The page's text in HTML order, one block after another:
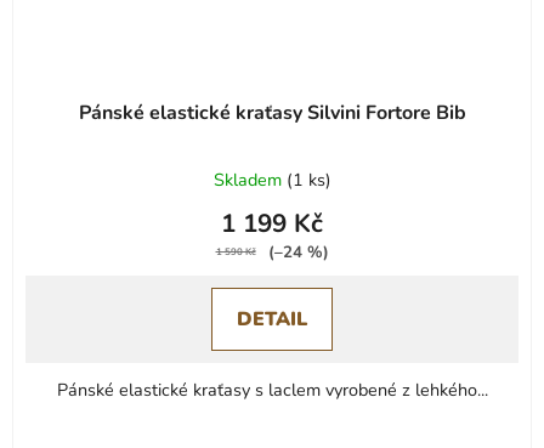
Pánské elastické kraťasy Silvini Fortore Bib
Skladem (1 ks)
1 199 Kč
1 590 Kč (–24 %)
DETAIL
Pánské elastické kraťasy s laclem vyrobené z lehkého...